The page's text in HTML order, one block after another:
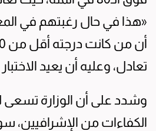
«هذا في حال رغبتهم في
تعادل، وعليه أن يعيد الاختبار
وشدد على أن الوزارة
الكفاءات من الإشرافيين،